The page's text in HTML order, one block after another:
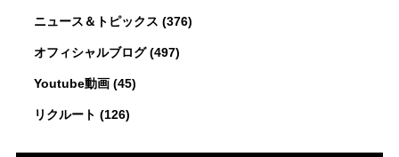
ニュース＆トピックス (376)
オフィシャルブログ(497)
Youtube動画(45)
リクルート (126)